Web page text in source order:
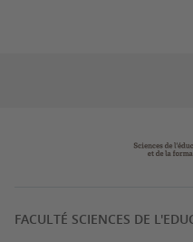
FACULTÉ SCIENCES DE